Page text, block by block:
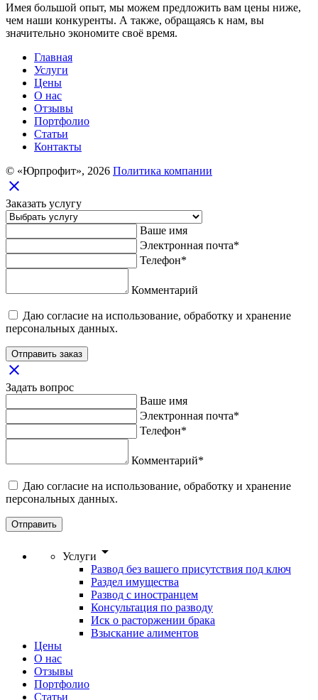
Имея большой опыт, мы можем предложить вам цены ниже,
чем наши конкуренты. А также, обращаясь к нам, вы
значительно экономите своё время.
Главная
Услуги
Цены
О нас
Отзывы
Портфолио
Статьи
Контакты
© «Юрпрофит», 2026 Политика компании
close
Заказать услугу
Ваше имя
Электронная почта*
Телефон*
Комментарий
Даю согласие на использование, обработку и хранение
персональных данных.
Отправить заказ
close
Задать вопрос
Ваше имя
Электронная почта*
Телефон*
Комментарий*
Даю согласие на использование, обработку и хранение
персональных данных.
Отправить
Услуги arrow_drop_down
Развод без вашего присутствия под ключ
Раздел имущества
Развод с иностранцем
Консультация по разводу
Иск о расторжении брака
Взыскание алиментов
Цены
О нас
Отзывы
Портфолио
Статьи